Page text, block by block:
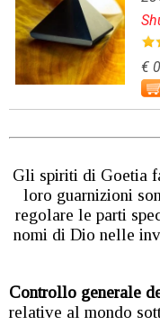
€
Gli spiriti di Goetia
loro guarnizioni
regolare le parti
nomi di Dio nelle
Controllo generale
relative al mondo